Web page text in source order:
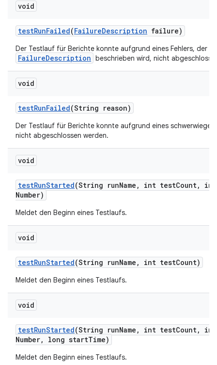
void
testRunFailed(FailureDescription failure)
Der Testlauf für Berichte konnte aufgrund eines Fehlers, der
FailureDescription beschrieben wird, nicht
void
testRunFailed(String reason)
Der Testlauf für Berichte konnte aufgrund eines
nicht abgeschlossen werden.
void
testRunStarted(String runName , int testCount,
int
Number)
Meldet den Beginn eines Testlaufs.
void
testRunStarted(String runName , int testCount)
Meldet den Beginn eines Testlaufs.
void
testRunStarted(String runName , int testCount,
int
Number, long startTime)
Meldet den Beginn eines Testlaufs.